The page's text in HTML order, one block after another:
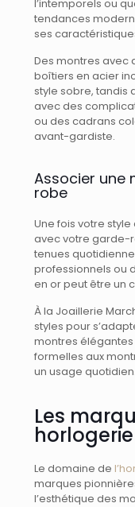
l’intemporels ou
tendances
ses
Des montres avec
boîtiers en acier
style sobre, tandis
avec des
ou des cadrans
avant-gardiste.
Associer une
robe
Une fois votre
avec votre garde-
tenues
professionnels ou
en or peut être un
À la Joaillerie
styles pour
montres
formelles aux
un usage quotidien.
Les
horlogerie
Le domaine de
marques
l’esthétique des